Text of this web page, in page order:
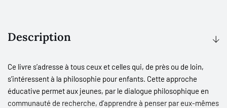
Description
Ce livre s’adresse à tous ceux et celles qui, de près ou de loin,
s’intéressent à la philosophie pour enfants. Cette approche
éducative permet aux jeunes, par le dialogue philosophique en
communauté de recherche, d’apprendre à penser par eux-mêmes